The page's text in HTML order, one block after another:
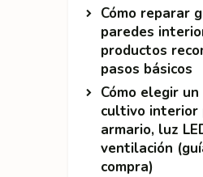
Cómo reparar
paredes
productos
pasos básicos
Cómo elegir
cultivo interior
armario, luz
ventilación
compra)